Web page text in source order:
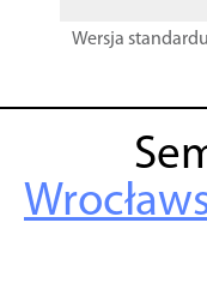
Wersja